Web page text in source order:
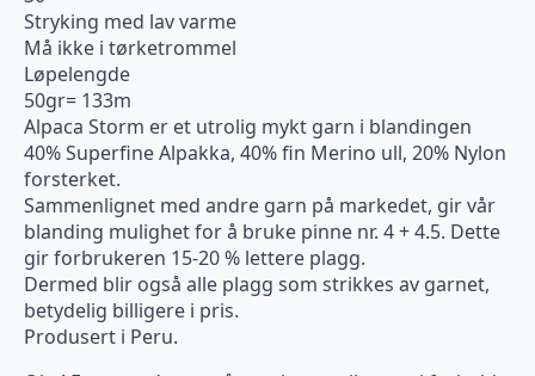
Stryking med lav varme
Må ikke i tørketrommel
Løpelengde
50gr= 133m
Alpaca Storm er et utrolig mykt garn i blandingen
40% Superfine Alpakka, 40% fin Merino ull, 20% Nylon
forsterket.
Sammenlignet med andre garn på markedet, gir vår
blanding mulighet for å bruke pinne nr. 4 + 4.5. Dette
gir forbrukeren 15-20 % lettere plagg.
Dermed blir også alle plagg som strikkes av garnet,
betydelig billigere i pris.
Produsert i Peru.